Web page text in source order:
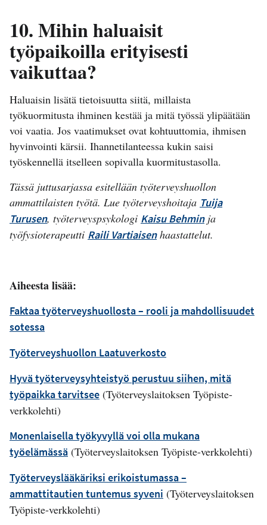
10. Mihin haluaisit
työpaikoilla erityisesti
vaikuttaa?
Haluaisin lisätä tietoisuutta siitä, millaista
työkuormitusta ihminen kestää ja mitä työssä ylipäätään
voi vaatia. Jos vaatimukset ovat kohtuuttomia, ihmisen
hyvinvointi kärsii. Ihannetilanteessa kukin saisi
työskennellä itselleen sopivalla kuormitustasolla.
Tässä juttusarjassa esitellään työterveyshuollon
ammattilaisten työtä. Lue työterveyshoitaja Tuija
Turusen, työterveyspsykologi Kaisu Behminja
työfysioterapeutti Raili Vartiaisenhaastattelut.
Aiheesta lisää:
Faktaa työterveyshuollosta – rooli ja mahdollisuudet
sotessa
Työterveyshuollon Laatuverkosto
Hyvä työterveysyhteistyö perustuu siihen, mitä
työpaikka tarvitsee (Työterveyslaitoksen Työpiste-
verkkolehti)
Monenlaisella työkyvyllä voi olla mukana
työelämässä (Työterveyslaitoksen Työpiste-verkkolehti)
Työterveyslääkäriksi erikoistumassa –
ammattitautien tuntemus syveni (Työterveyslaitoksen
Työpiste-verkkolehti)